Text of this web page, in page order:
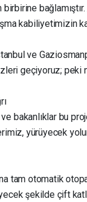
kabiliyetimizin
ve
geçiyoruz; peki
bakanlıklar bu
yürüyecek
tam otomatik
şekilde çift katlı